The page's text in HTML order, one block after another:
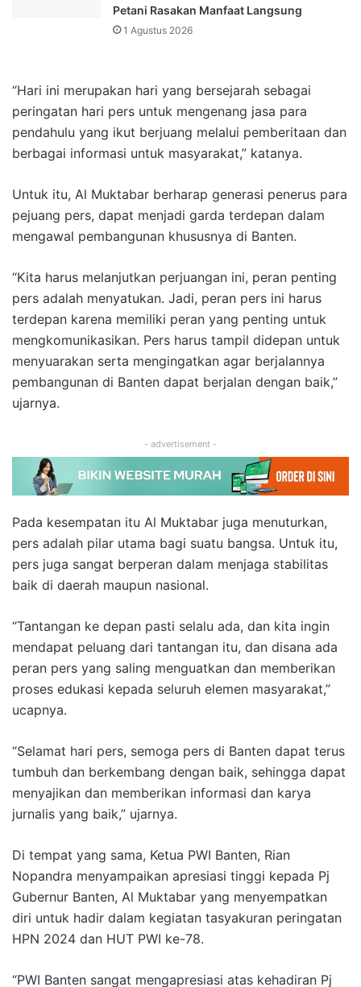
Petani Rasakan Manfaat Langsung
1 Agustus 2026
“Hari ini merupakan hari yang bersejarah sebagai
peringatan hari pers untuk mengenang jasa para
pendahulu yang ikut berjuang melalui pemberitaan dan
berbagai informasi untuk masyarakat,” katanya.
Untuk itu, Al Muktabar berharap generasi penerus para
pejuang pers, dapat menjadi garda terdepan dalam
mengawal pembangunan khususnya di Banten.
“Kita harus melanjutkan perjuangan ini, peran penting
pers adalah menyatukan. Jadi, peran pers ini harus
terdepan karena memiliki peran yang penting untuk
mengkomunikasikan. Pers harus tampil didepan untuk
menyuarakan serta mengingatkan agar berjalannya
pembangunan di Banten dapat berjalan dengan baik,”
ujarnya.
- advertisement -
Pada kesempatan itu Al Muktabar juga menuturkan,
pers adalah pilar utama bagi suatu bangsa. Untuk itu,
pers juga sangat berperan dalam menjaga stabilitas
baik di daerah maupun nasional.
“Tantangan ke depan pasti selalu ada, dan kita ingin
mendapat peluang dari tantangan itu, dan disana ada
peran pers yang saling menguatkan dan memberikan
proses edukasi kepada seluruh elemen masyarakat,”
ucapnya.
“Selamat hari pers, semoga pers di Banten dapat terus
tumbuh dan berkembang dengan baik, sehingga dapat
menyajikan dan memberikan informasi dan karya
jurnalis yang baik,” ujarnya.
Di tempat yang sama, Ketua PWI Banten, Rian
Nopandra menyampaikan apresiasi tinggi kepada Pj
Gubernur Banten, Al Muktabar yang menyempatkan
diri untuk hadir dalam kegiatan tasyakuran peringatan
HPN 2024 dan HUT PWI ke-78.
“PWI Banten sangat mengapresiasi atas kehadiran Pj